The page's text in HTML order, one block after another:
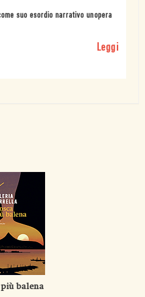
suo esordio narrativo unopera
Leggi
più balena